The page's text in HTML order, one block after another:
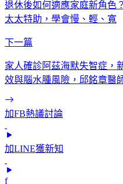
退休後如何適應家庭新角色
太太特助，學會慢、輕、寬
下一篇
家人確診阿茲海默失智症，
效與腦水腫風險，邱銘章醫
加FB熱議討論
加LINE獲新知
f